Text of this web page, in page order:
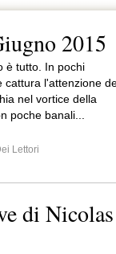
2015
è tutto. In pochi
cattura l'attenzione
nel vortice della
poche banali...
Lettori
di Nicolas